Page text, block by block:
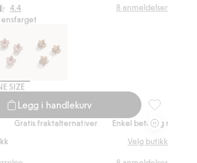
Gjennomsnittskarakter:
4.4 8 anmeldelser
ensfarget
SIZE
Legg i handlekurv
3-pk.
fraktalternativer
Enkel betaling med Vipps &
Velg butikk